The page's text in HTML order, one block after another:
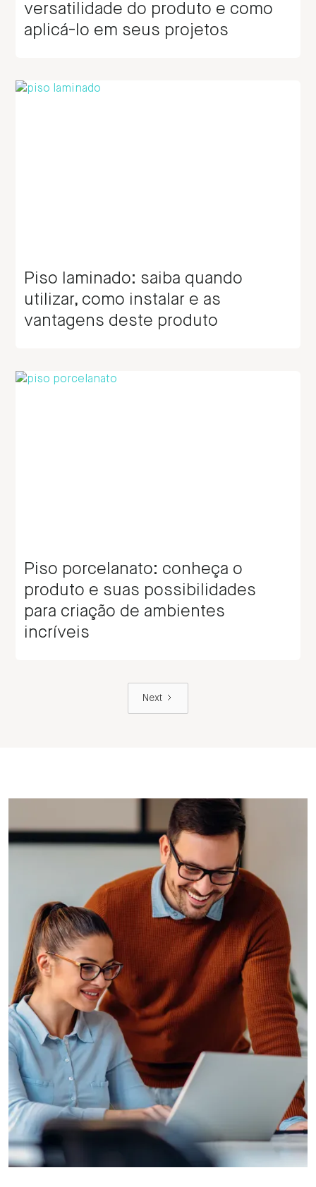
versatilidade do produto e como
aplicá-lo em seus projetos
Piso laminado: saiba quando
utilizar, como instalar e as
vantagens deste produto
Piso porcelanato: conheça o
produto e suas possibilidades
para criação de ambientes
incríveis
Next